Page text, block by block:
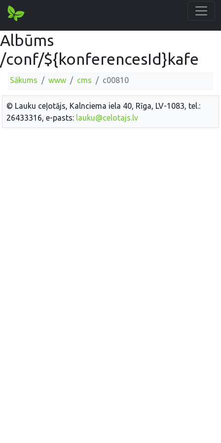
Albūms
/conf/${konferencesId}kafe
Sākums www cms c00810
© Lauku ceļotājs, Kalnciema iela 40, Rīga, LV-1083, tel.:
26433316, e-pasts: lauku@celotajs.lv